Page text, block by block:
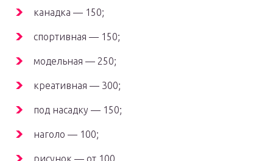
канадка — 150;
спортивная — 150;
модельная — 250;
креативная — 300;
под насадку — 150;
наголо — 100;
рисунок — от 100